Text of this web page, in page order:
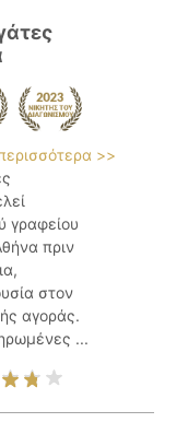
>>
γραφείου
πριν
στον
αγοράς.
...